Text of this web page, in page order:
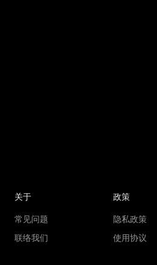
关于
常见问题
联络我们
政策
隐私政策
使用协议